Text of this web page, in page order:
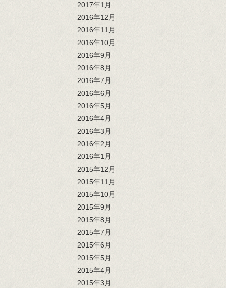
2017年1月
2016年12月
2016年11月
2016年10月
2016年9月
2016年8月
2016年7月
2016年6月
2016年5月
2016年4月
2016年3月
2016年2月
2016年1月
2015年12月
2015年11月
2015年10月
2015年9月
2015年8月
2015年7月
2015年6月
2015年5月
2015年4月
2015年3月